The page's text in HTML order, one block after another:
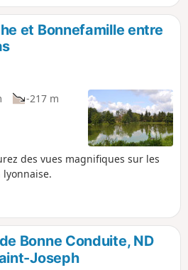
et Bonnefamille entre
-217 m
des vues magnifiques sur les
Bonne Conduite, ND
Joseph